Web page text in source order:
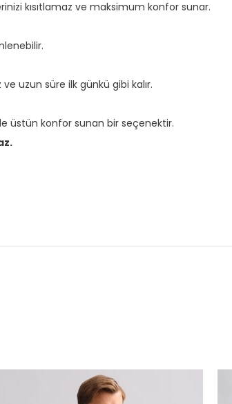
kısıtlamaz ve maksimum konfor sunar.
uzun süre ilk günkü gibi kalır.
üstün konfor sunan bir seçenektir.